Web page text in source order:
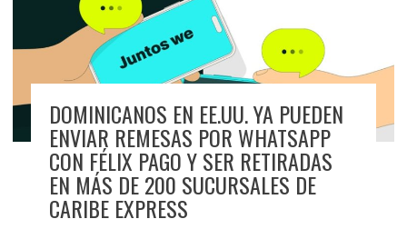
DOMINICANOS EN EE.UU. YA PUEDEN
ENVIAR REMESAS POR WHATSAPP
CON FÉLIX PAGO Y SER RETIRADAS
EN MÁS DE 200 SUCURSALES DE
CARIBE EXPRESS